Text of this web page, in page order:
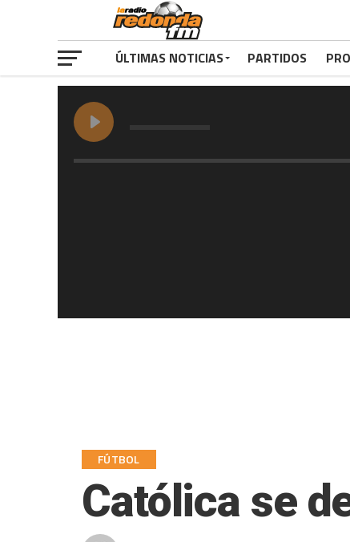
ÚLTIMAS NOTICIAS PARTIDOS
FÚTBOL
Católica se